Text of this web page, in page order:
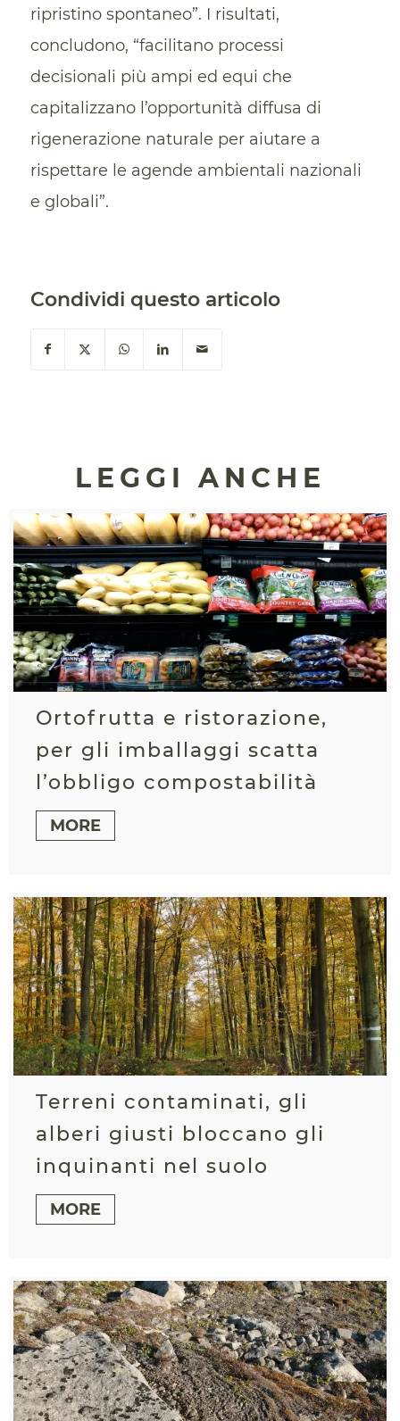
ripristino spontaneo”. I risultati,
concludono, “facilitano processi
decisionali più ampi ed equi che
capitalizzano l’opportunità diffusa di
rigenerazione naturale per aiutare a
rispettare le agende ambientali nazionali
e globali”.
Condividi questo articolo
LEGGI ANCHE
Ortofrutta e ristorazione,
per gli imballaggi scatta
l’obbligo compostabilità
MORE
Terreni contaminati, gli
alberi giusti bloccano gli
inquinanti nel suolo
MORE